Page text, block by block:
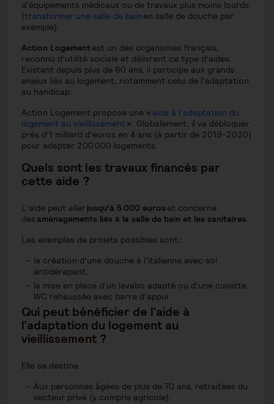
d’équipements médicaux ou de travaux plus moins lourds
(transformer une salle de bain en salle de douche par
exemple).
Action Logementest un des organismes français,
reconnu d’utilité sociale et délivrant ce type d’aides.
Existant depuis plus de 60 ans, il participe aux grands
enjeux liés au logement, notamment celui de l’adaptation
au handicap.
Action Logement propose une « aide à l’adaptation du
logement au vieillissement ». Globalement, il va débloquer
près d’1 milliard d’euros en 4 ans (à partir de 2019-2020)
pour adapter 200 000 logements.
Quels sont les travaux financés par
cette aide ?
L’aide peut allerjusqu’à 5 000 euros et concerne
des aménagements liés à la salle de bain et les sanitaires.
Les exemples de projets possibles sont :
la création d’une douche à l’italienne avec sol
antidérapant,
la mise en place d’un lavabo adapté ou d’une cuvette
WC rehaussée avec barre d’appui.
Qui peut bénéficier de l’aide à
l’adaptation du logement au
vieillissement ?
Elle se destine :
Aux personnes âgées de plus de 70 ans, retraitées du
secteur privé (y compris agricole),